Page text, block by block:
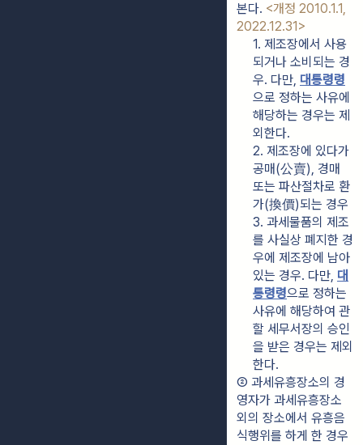
본다. <개정 2010.1.1,
2022.12.31>
1. 제조장에서 사용
되거나 소비되는 경
우. 다만, 대통령령
으로 정하는 사유에
해당하는 경우는 제
외한다.
2. 제조장에 있다가
공매(公賣), 경매
또는 파산절차로 환
가(換價)되는 경우
3. 과세물품의 제조
를 사실상 폐지한 경
우에 제조장에 남아
있는 경우. 다만, 대
통령령으로 정하는
사유에 해당하여 관
할 세무서장의 승인
을 받은 경우는 제외
한다.
② 과세유흥장소의 경
영자가 과세유흥장소
외의 장소에서 유흥음
식행위를 하게 한 경우